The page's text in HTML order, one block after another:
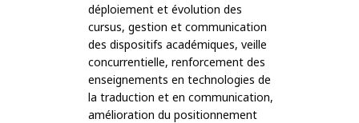
déploiement et évolution des
cursus, gestion et communication
des dispositifs académiques, veille
concurrentielle, renforcement des
enseignements en technologies de
la traduction et en communication,
amélioration du positionnement